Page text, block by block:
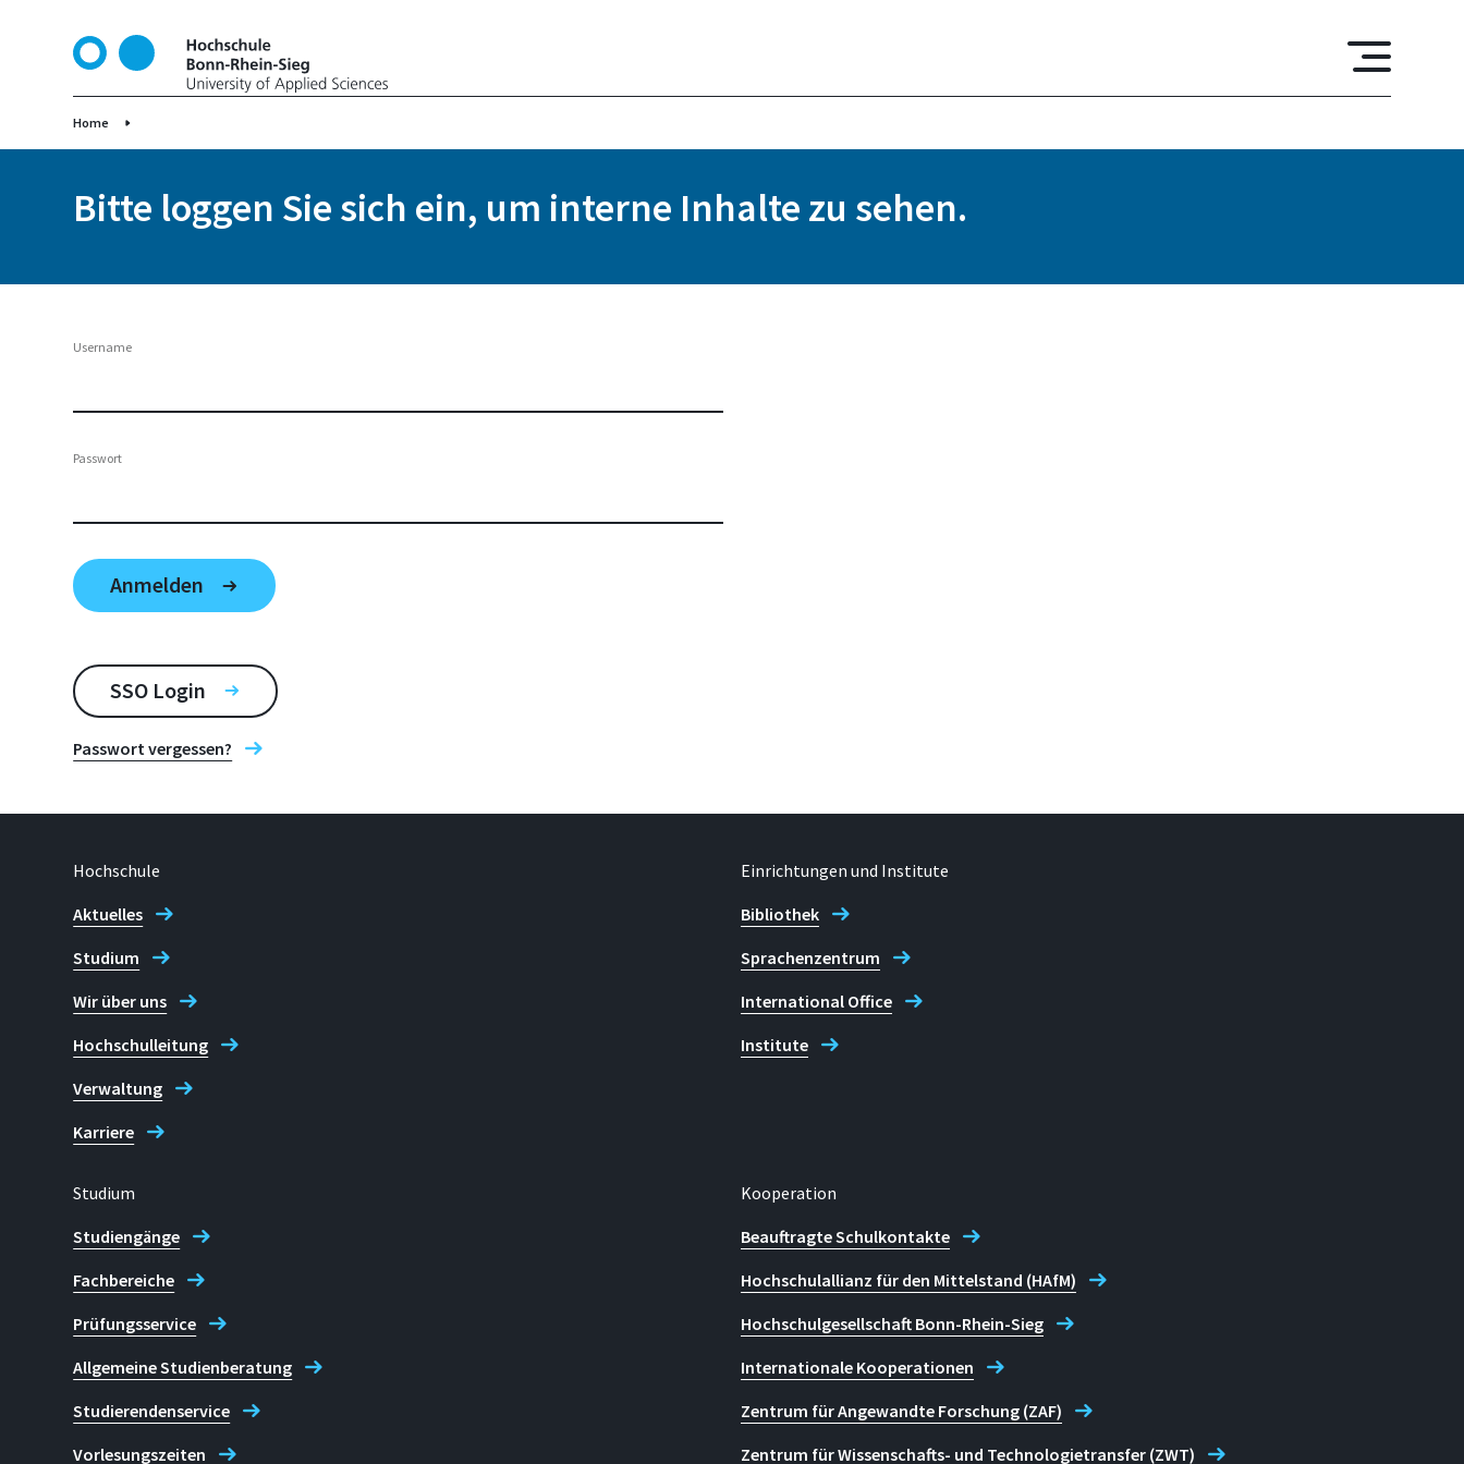
t
Home
Bitte loggen Sie sich ein, um interne Inhalte zu sehen.
Username
Passwort
SSO Login
Passwort vergessen?
Hochschule
Aktuelles
Studium
Wir über uns
Hochschulleitung
Verwaltung
Karriere
Einrichtungen und Institute
Bibliothek
Sprachenzentrum
International Office
Institute
Studium
Studiengänge
Fachbereiche
Prüfungsservice
Allgemeine Studienberatung
Studierendenservice
Vorlesungszeiten
Kooperation
Beauftragte Schulkontakte
Hochschulallianz für den Mittelstand (HAfM)
Hochschulgesellschaft Bonn-Rhein-Sieg
Internationale Kooperationen
Zentrum für Angewandte Forschung (ZAF)
Zentrum für Wissenschafts- und Technologietransfer (ZWT)